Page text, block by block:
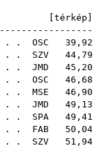
[ térkép
. . OSC
. . SZV
. . JMD
. . OSC
. . MSE
. . JMD
. . SPA
. . FAB
. . SZV